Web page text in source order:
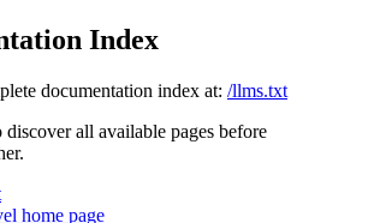
Index
documentation index at: /llms.txt
all available pages before
home page